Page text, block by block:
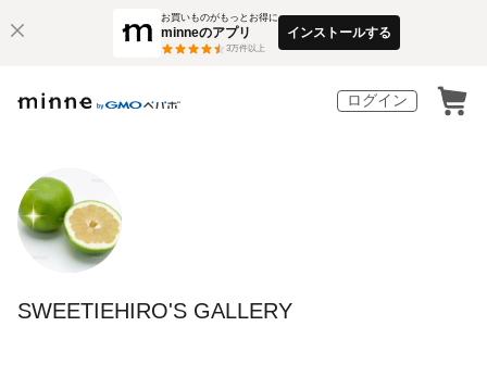
お買いものがもっとお得に
minneのアプリ
3万件以上
インストールする
ログイン
SWEETIEHIRO'S GALLERY